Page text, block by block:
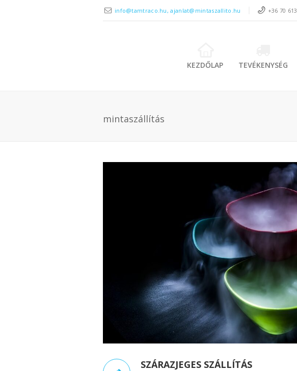
info@tamtraco.hu, ajanlat@mintaszallito.hu +36 70
KEZDŐLAP TEVÉKENYSÉG
mintaszállítás
SZÁRAZJEGES SZÁLLÍTÁS